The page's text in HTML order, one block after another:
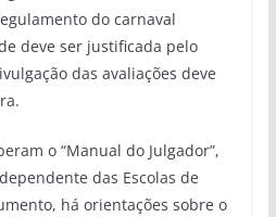
do carnaval
deve ser justificada pelo
das avaliações deve
o “Manual do Julgador”,
das Escolas de
há orientações sobre o